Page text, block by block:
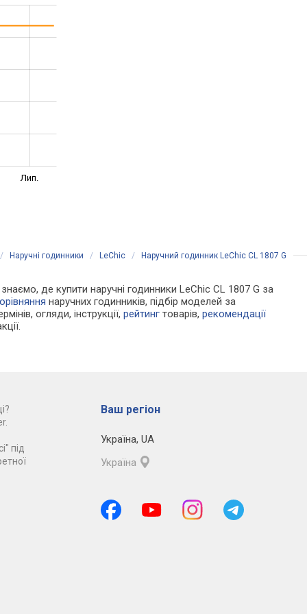
Лип.
Наручні годинники / LeChic / Наручний годинник LeChic CL 1807 G
де купити наручні годинники LeChic CL 1807 G за
наручних годинників, підбір моделей за
огляди, інструкції,рейтинг товарів,рекомендації
під
Ваш регіон
Україна, UA
Україна